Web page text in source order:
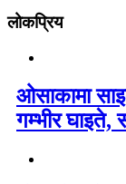
लोकप्रिय
ओसाकामा
गम्भीर घाइते,